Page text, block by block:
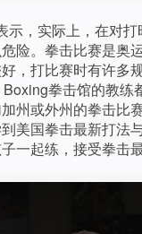
示，实际上，在对
险。拳击比赛是奥
，打比赛时有许多
拳击馆的教练
州或外州的拳击比
美国拳击最新打法
一起练，接受拳击